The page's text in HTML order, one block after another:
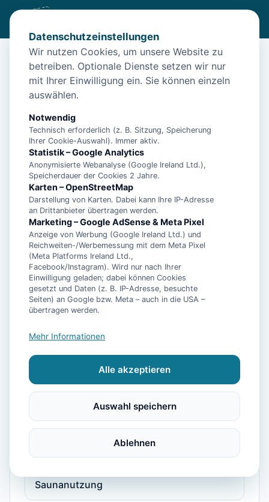
Diese Unterkunft ist aktuell nicht
buchbar
Unterkünfte in der Nähe
1-Zimmer Apartment in Strandnähe mit
Balkon und inkl. Schwimmbad- &
Saunanutzung
1-Zimmer Apartment nah der Nordsee mit
Balkon inkl. Schwimmbad- &
Saunanutzung
Balkon inkl. Schwimmbad- &
1-Zimmer Apartment nahe Nordsee mit
Terrasse inkl. Schwimmbad- &
1-Zimmer-Apartment, strandnah, mit
Saunanutzung
Datenschutzeinstellungen
Wir nutzen Cookies, um unsere Website zu
betreiben. Optionale Dienste setzen wir nur
mit Ihrer Einwilligung ein. Sie können einzeln
auswählen.
Notwendig
Technisch erforderlich (z. B. Sitzung, Speicherung
Ihrer Cookie-Auswahl). Immer aktiv.
Statistik – Google Analytics
Anonymisierte Webanalyse (Google Ireland Ltd.),
Speicherdauer der Cookies 2 Jahre.
Karten – OpenStreetMap
Darstellung von Karten. Dabei kann Ihre IP-Adresse
an Drittanbieter übertragen werden.
Marketing – Google AdSense & Meta Pixel
Anzeige von Werbung (Google Ireland Ltd.) und
Reichweiten-/Werbemessung mit dem Meta Pixel
(Meta Platforms Ireland Ltd.,
Facebook/Instagram). Wird nur nach Ihrer
Einwilligung geladen; dabei können Cookies
gesetzt und Daten (z. B. IP-Adresse, besuchte
Seiten) an Google bzw. Meta – auch in die USA –
übertragen werden.
Mehr Informationen
Alle akzeptieren
Auswahl speichern
Ablehnen